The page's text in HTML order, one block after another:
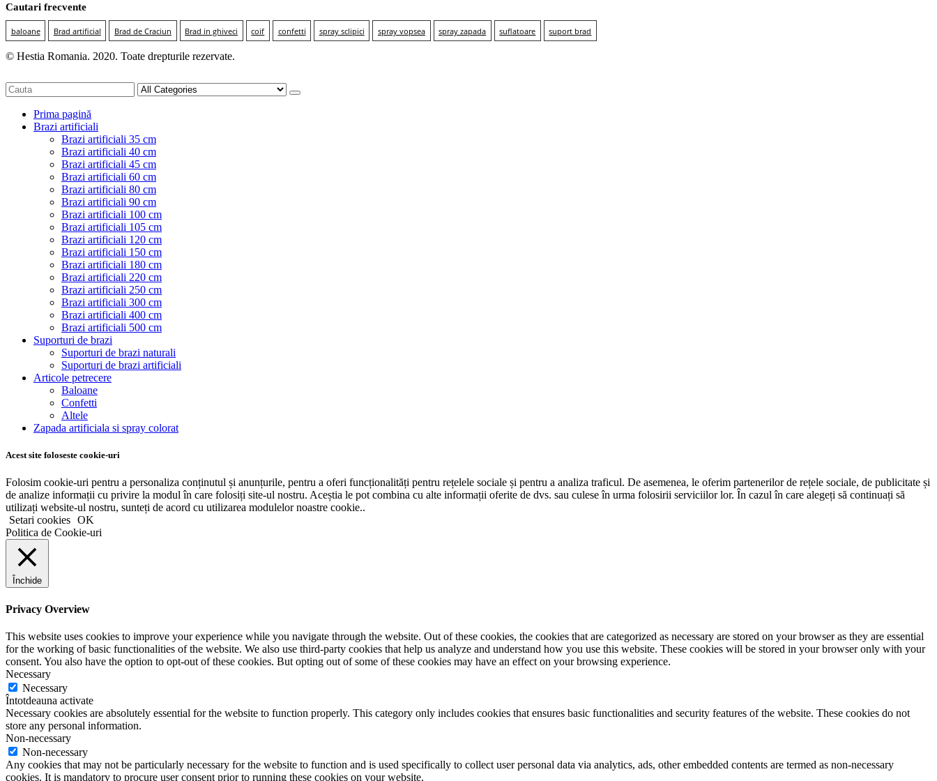
Cautari frecvente
baloane Brad artificial Brad de Craciun Brad in ghiveci coif confetti spray sclipici spray vopsea spray zapada suflatoare suport brad
© Hestia Romania. 2020. Toate drepturile rezervate.
Prima pagină
Brazi artificiali
Brazi artificiali 35 cm
Brazi artificiali 40 cm
Brazi artificiali 45 cm
Brazi artificiali 60 cm
Brazi artificiali 80 cm
Brazi artificiali 90 cm
Brazi artificiali 100 cm
Brazi artificiali 105 cm
Brazi artificiali 120 cm
Brazi artificiali 150 cm
Brazi artificiali 180 cm
Brazi artificiali 220 cm
Brazi artificiali 250 cm
Brazi artificiali 300 cm
Brazi artificiali 400 cm
Brazi artificiali 500 cm
Suporturi de brazi
Suporturi de brazi naturali
Suporturi de brazi artificiali
Articole petrecere
Baloane
Confetti
Altele
Zapada artificiala si spray colorat
Acest site foloseste cookie-uri
Folosim cookie-uri pentru a personaliza conținutul și anunțurile, pentru a oferi funcționalități pentru rețelele sociale și pentru a analiza traficul. De asemenea, le oferim partenerilor de rețele sociale, de publicitate și
de analize informații cu privire la modul în care folosiți site-ul nostru. Aceștia le pot combina cu alte informații oferite de dvs. sau culese în urma folosirii serviciilor lor. În cazul în care alegeți să continuați să
utilizați website-ul nostru, sunteți de acord cu utilizarea modulelor noastre cookie..
Setari cookies OK
Politica de Cookie-uri
Închide
Privacy Overview
This website uses cookies to improve your experience while you navigate through the website. Out of these cookies, the cookies that are categorized as necessary are stored on your browser as they are essential
for the working of basic functionalities of the website. We also use third-party cookies that help us analyze and understand how you use this website. These cookies will be stored in your browser only with your
consent. You also have the option to opt-out of these cookies. But opting out of some of these cookies may have an effect on your browsing experience.
Necessary
Necessary
Întotdeauna activate
Necessary cookies are absolutely essential for the website to function properly. This category only includes cookies that ensures basic functionalities and security features of the website. These cookies do not
store any personal information.
Non-necessary
Non-necessary
Any cookies that may not be particularly necessary for the website to function and is used specifically to collect user personal data via analytics, ads, other embedded contents are termed as non-necessary
cookies. It is mandatory to procure user consent prior to running these cookies on your website.